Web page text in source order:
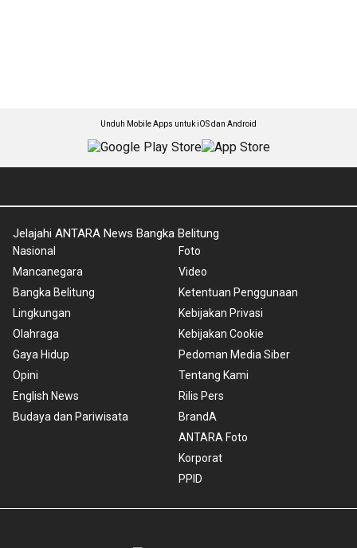
Unduh Mobile Apps untuk iOS dan Android
Jelajahi ANTARA News Bangka Belitung
Nasional
Mancanegara
Bangka Belitung
Lingkungan
Olahraga
Gaya Hidup
Opini
English News
Budaya dan Pariwisata
Foto
Video
Ketentuan Penggunaan
Kebijakan Privasi
Kebijakan Cookie
Pedoman Media Siber
Tentang Kami
Rilis Pers
BrandA
ANTARA Foto
Korporat
PPID